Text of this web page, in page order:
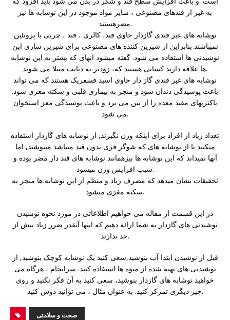
به غیر از قندهای مصنوعی ، سایر مواد موجود در این نوشابه ها نیز
مضرهستند.
نوشابه های غیر قندی گازدار حاوی قند، کالری ، قند ، چربی یا پروتئین
نمیباشند بنابراین از شیرین کننده های مصنوعی برای شیرین سازی این
نوشیدنی ها استفاده می شود. گفته میشود انهای که بشتر به این نوشابه
ها علاقه دارند کسانی هستند که، زودتر به دیابت مبتلا می شوند.
نوشابه های غیر قندی گاز دار حاوی اسید فسفریک هستند که می تواند
باعث پوسیدگی دندان شود و منجر به بیماری قلبی و سکته مغزی شود.
باکتریهای مفید معده را از بین می برد و باعث پوسیدگی مغز استخوان
می شود.
تعداد زیاد از افراد برای اینکه وزن نگیرند, از نوشابه های گازدار استفاده
میکنند یا از نوشابه های که شوگر فری بدون قند میباشد مینوشند, اما
آنها نمیداند که این نوشابه ها نیزهمانند نوشابه های قند دار مضر بوده و
سبب افزایش وزن میشود.
تحقیقات نشان میدهد که مصرف زیاد و منظم از این نوشابه ها منجر به
سکته مغزی میشود.
در این قسمت از مقاله می خواهیم اطلاعاتی در مورد نحوه نوشیدن
نوشیدنی های گازدار به شما ارائه دهیم که اینها آنقدر ضرر زیاد بیش از
حد ندارند.
قبل از نوشیدن ابتدا آب بنوشید,سعی کنید یک نوشابه کوچک بنوشید, از
نوشیدنی های تهیه شده از میوه ها استفاده کنید. سرانجام ، هرگاه می
خواهید نوشابه های گازدار بنوشید، سعی کنید به آن فکر نکنید و روی
چیز دیگری تمرکز کنید. به عنوان مثال ، می توانید دوش کنید.
صحت و سلامتی